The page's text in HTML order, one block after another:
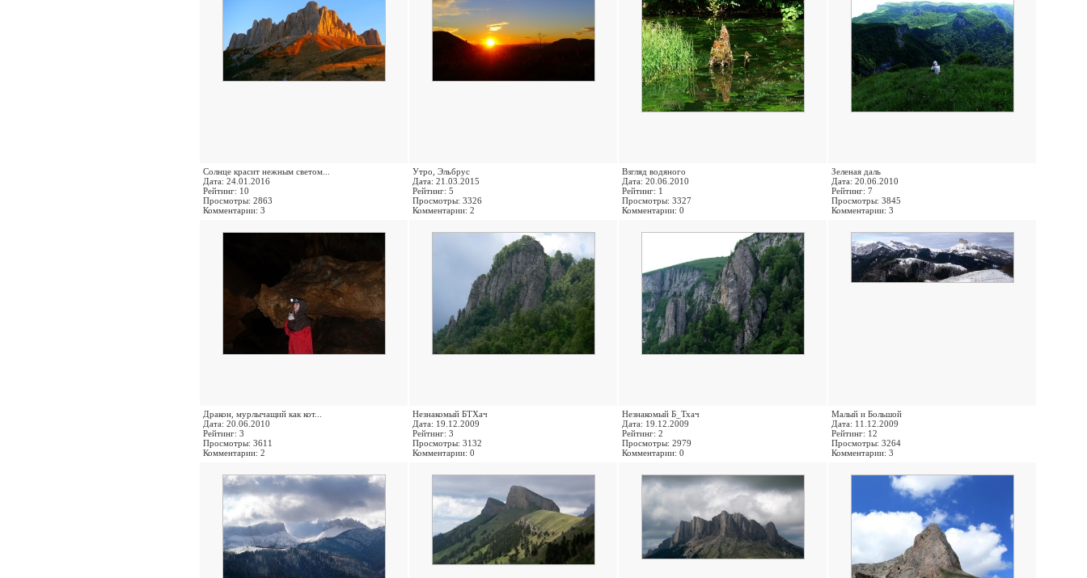
Солнце красит нежным светом...
Дата: 24.01.2016
Рейтинг: 10
Просмотры: 2863
Комментарии: 3
Утро, Эльбрус
Дата: 21.03.2015
Рейтинг: 5
Просмотры: 3326
Комментарии: 2
Взгляд водяного
Дата: 20.06.2010
Рейтинг: 1
Просмотры: 3327
Комментарии: 0
Зеленая даль
Дата: 20.06.2010
Рейтинг: 7
Просмотры: 3845
Комментарии: 3
Дракон, мурлычащий как кот...
Дата: 20.06.2010
Рейтинг: 3
Просмотры: 3611
Комментарии: 2
Незнакомый БТХач
Дата: 19.12.2009
Рейтинг: 3
Просмотры: 3132
Комментарии: 0
Незнакомый Б_Тхач
Дата: 19.12.2009
Рейтинг: 2
Просмотры: 2979
Комментарии: 0
Малый и Большой
Дата: 11.12.2009
Рейтинг: 12
Просмотры: 3264
Комментарии: 3